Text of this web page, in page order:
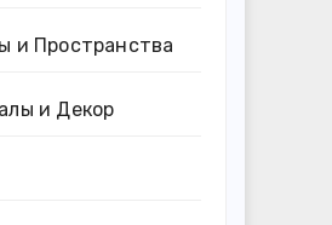
и Пространства
и Декор